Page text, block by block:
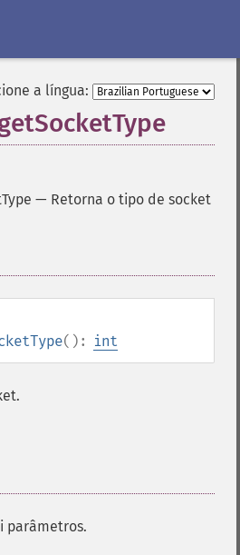
a língua:
— Retorna o tipo de socket
(): int
parâmetros.